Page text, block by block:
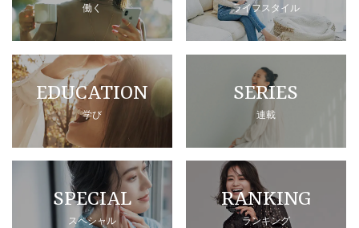
働く ライフスタイル
EDUCATION
学び
SERIES
連載
SPECIAL
スペシャル
RANKING
ランキング